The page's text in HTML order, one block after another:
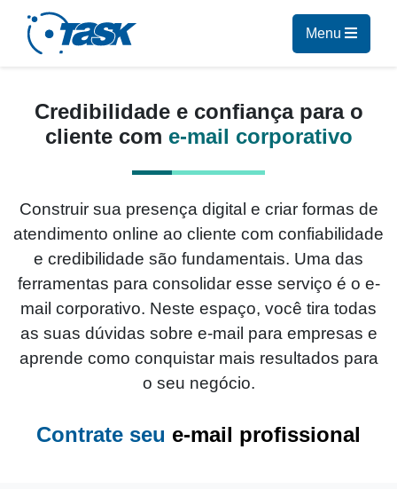
Menu
INÍCIO
PLANOS
Credibilidade e confiança para o
cliente com e-mail corporativo
Construir sua presença digital e criar formas de
atendimento online ao cliente com confiabilidade
e credibilidade são fundamentais. Uma das
ferramentas para consolidar esse serviço é o e-
mail corporativo. Neste espaço, você tira todas
as suas dúvidas sobre e-mail para empresas e
aprende como conquistar mais resultados para
o seu negócio.
Contrate seu e-mail profissional